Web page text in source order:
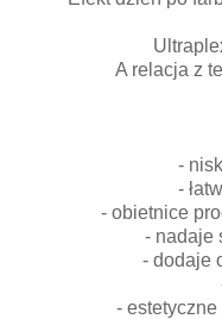
A relacja z
-
-
- obietnice
- nadaje
- dodaje
-